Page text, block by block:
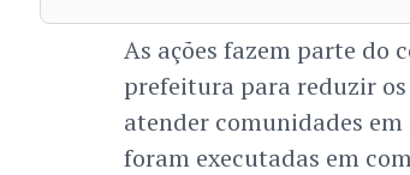
As ações fazem parte do
prefeitura para reduzir
atender comunidades
foram executadas em